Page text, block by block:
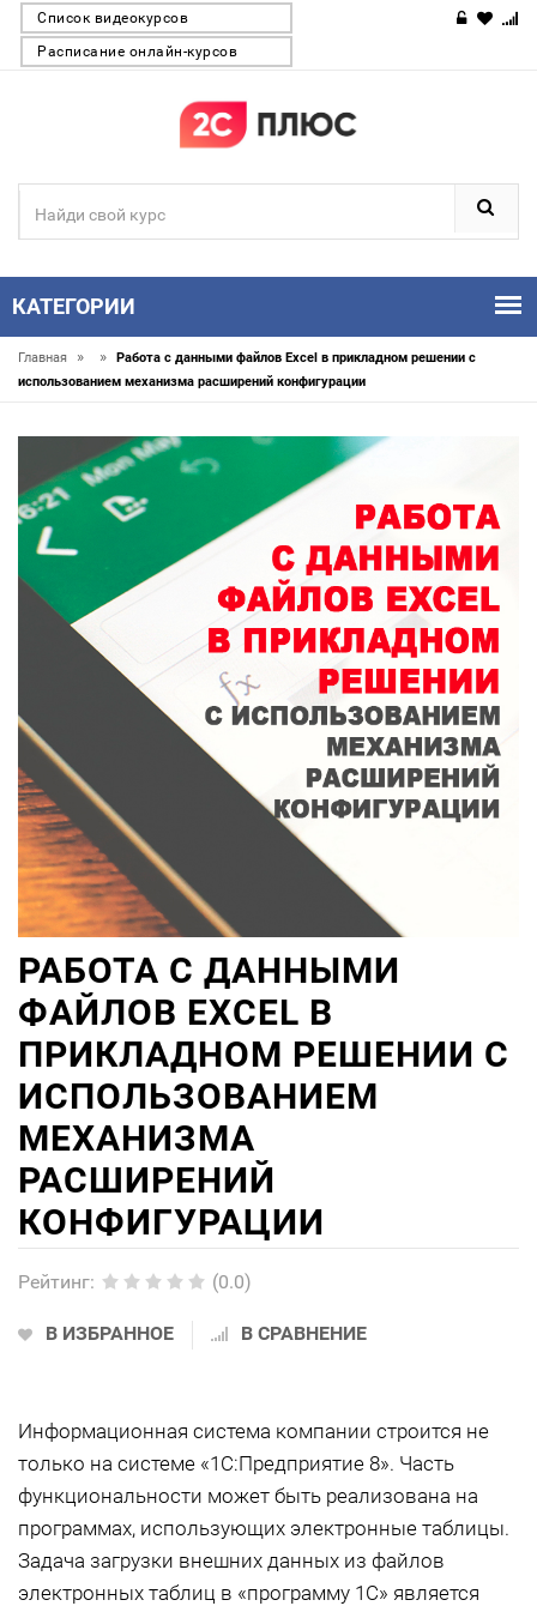
Список видеокурсов
Расписание онлайн-курсов
КАТЕГОРИИ
Главная » »
Работа с данными файлов Excel в прикладном решении с
использованием механизма расширений конфигурации
РАБОТА С ДАННЫМИ
ФАЙЛОВ EXCEL В
ПРИКЛАДНОМ РЕШЕНИИ С
ИСПОЛЬЗОВАНИЕМ
МЕХАНИЗМА
РАСШИРЕНИЙ
КОНФИГУРАЦИИ
Рейтинг: (0.0)
В ИЗБРАННОЕ В СРАВНЕНИЕ
Информационная система компании строится не
только на системе «1С:Предприятие 8». Часть
функциональности может быть реализована на
программах, использующих электронные таблицы.
Задача загрузки внешних данных из файлов
электронных таблиц в «программу 1С» является